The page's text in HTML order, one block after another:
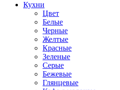
Кухни
Цвет
Белые
Черные
Желтые
Красные
Зеленые
Серые
Бежевые
Глянцевые